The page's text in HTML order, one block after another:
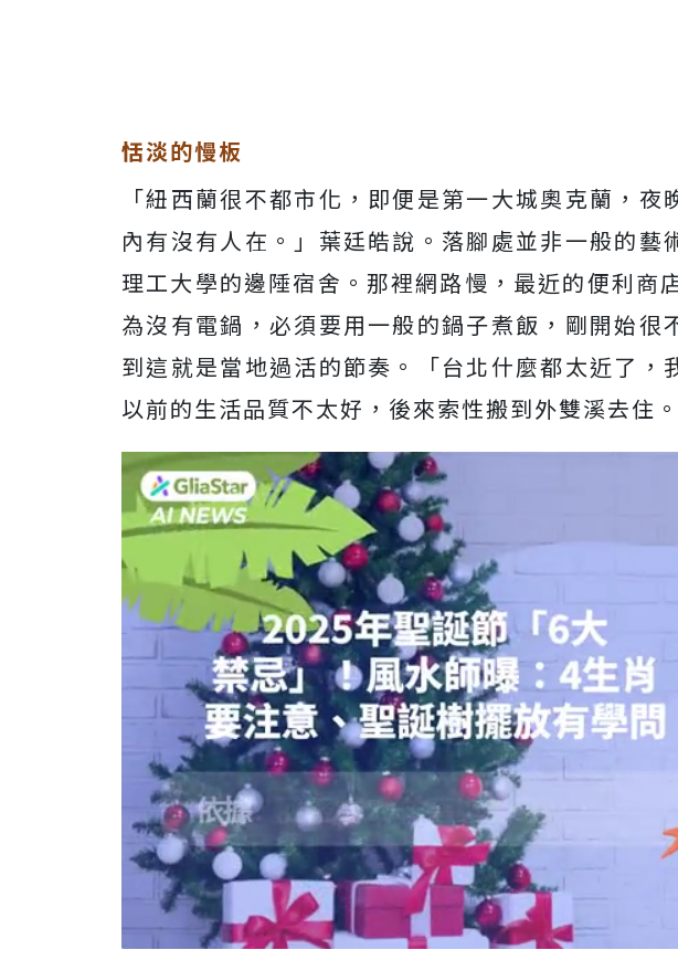
恬淡的慢板
「紐西蘭很不都市化，即便是第一大城奧克蘭，夜
內有沒有人在。」葉廷皓說。落腳處並非一般的藝
理工大學的邊陲宿舍。那裡網路慢，最近的便利商
為沒有電鍋，必須要用一般的鍋子煮飯，剛開始很
到這就是當地過活的節奏。「台北什麼都太近了，
以前的生活品質不太好，後來索性搬到外雙溪去住。